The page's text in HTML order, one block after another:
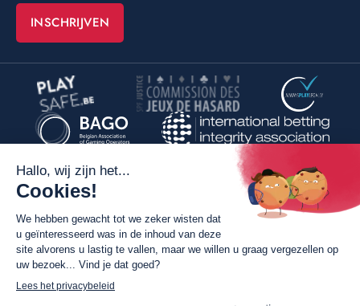
INSCHRIJVEN
©Poush
By
Algemene verkoopsvoorwaarden
Privacy policy van de website